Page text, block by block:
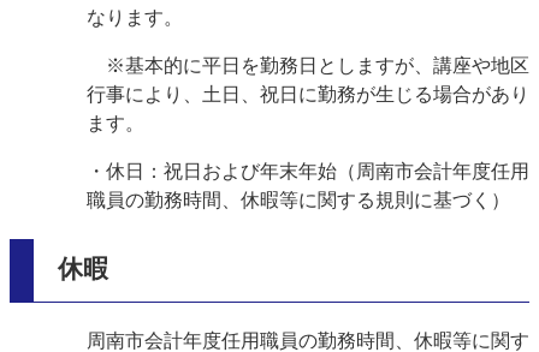
なります。
※基本的に平日を勤務日としますが、講座や地区
行事により、土日、祝日に勤務が生じる場合があり
ます。
・休日：祝日および年末年始（周南市会計年度任用
職員の勤務時間、休暇等に関する規則に基づく）
休暇
周南市会計年度任用職員の勤務時間、休暇等に関す